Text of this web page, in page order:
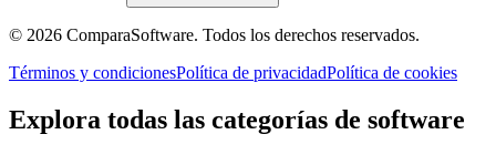
© 2026 ComparaSoftware. Todos los derechos reservados.
Términos y condicionesPolítica de privacidadPolítica de cookies
Explora todas las categorías de software